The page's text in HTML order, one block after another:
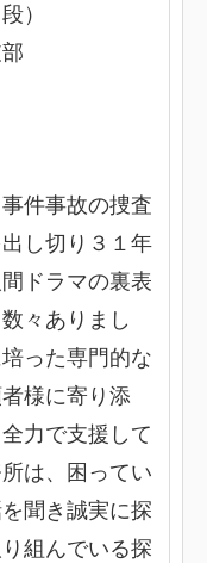
）
件事故の捜査
し切り３１年
ドラマの裏表
々ありまし
った専門的な
様に寄り添
力で支援して
は、困ってい
聞き誠実に探
組んでいる探